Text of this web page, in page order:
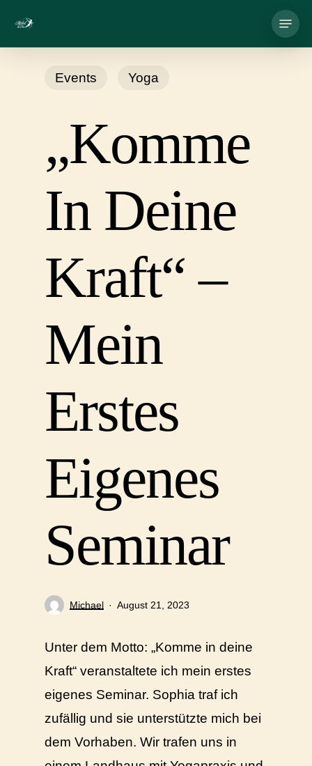
Menu
Events Yoga
„Komme
In Deine
Kraft“ –
Mein
Erstes
Eigenes
Seminar
Michael August 21, 2023
Unter dem Motto: „Komme in deine
Kraft“ veranstaltete ich mein erstes
eigenes Seminar. Sophia traf ich
zufällig und sie unterstützte mich bei
dem Vorhaben. Wir trafen uns in